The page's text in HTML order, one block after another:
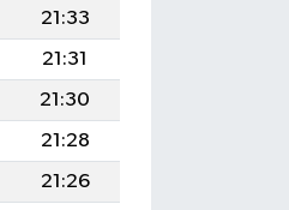
21:33
21:31
21:30
21:28
21:26